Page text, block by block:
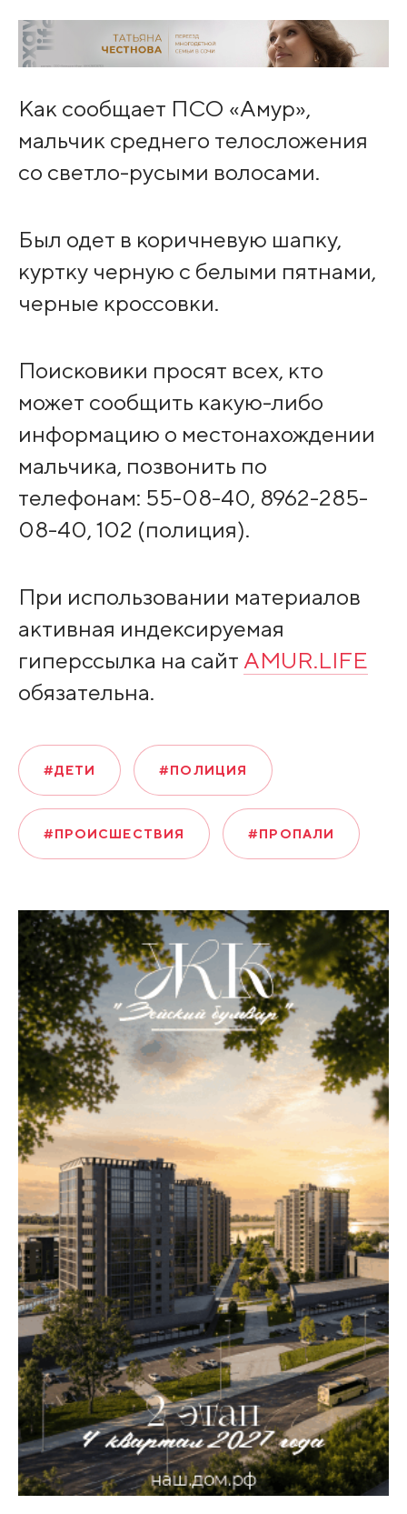
Как сообщает ПСО «Амур»,
мальчик среднего телосложения
со светло-русыми волосами.
Был одет в коричневую шапку,
куртку черную с белыми пятнами,
черные кроссовки.
Поисковики просят всех, кто
может сообщить какую-либо
информацию о местонахождении
мальчика, позвонить по
телефонам: 55-08-40, 8962-285-
08-40, 102 (полиция).
При использовании материалов
активная индексируемая
гиперссылка на сайт AMUR.LIFE
обязательна.
#ДЕТИ #ПОЛИЦИЯ
#ПРОИСШЕСТВИЯ #ПРОПАЛИ